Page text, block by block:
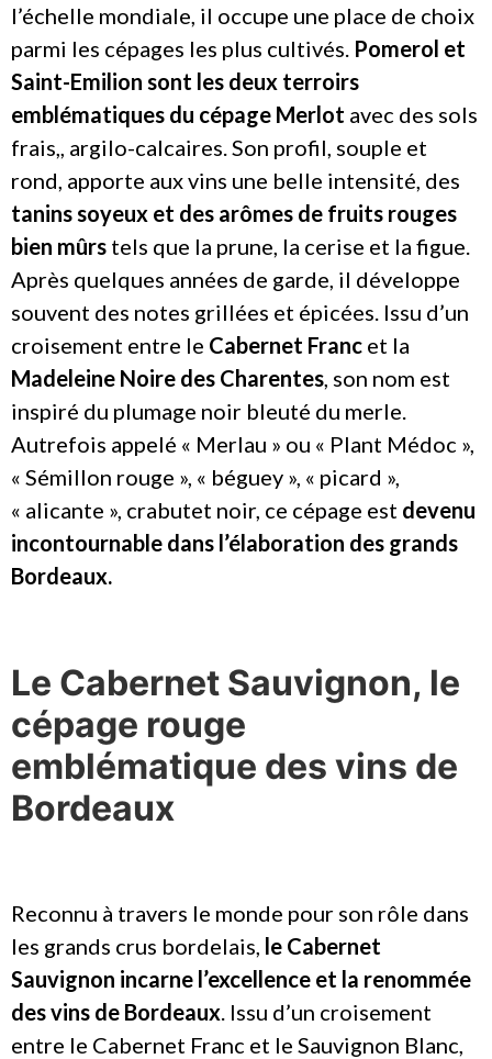
l’échelle mondiale, il occupe une place de choix
parmi les cépages les plus cultivés. Pomerol et
Saint-Emilion sont les deux terroirs
emblématiques du cépage Merlot avec des sols
frais,, argilo-calcaires. Son profil, souple et
rond, apporte aux vins une belle intensité, des
tanins soyeux et des arômes de fruits rouges
bien mûrs tels que la prune, la cerise et la figue.
Après quelques années de garde, il développe
souvent des notes grillées et épicées. Issu d’un
croisement entre le Cabernet Franc et la
Madeleine Noire des Charentes , son nom est
inspiré du plumage noir bleuté du merle.
Autrefois appelé « Merlau » ou « Plant Médoc »,
« Sémillon rouge », « béguey », « picard »,
« alicante », crabutet noir, ce cépage est devenu
incontournable dans l’élaboration des grands
Bordeaux.
Le Cabernet Sauvignon, le
cépage rouge
emblématique des vins de
Bordeaux
Reconnu à travers le monde pour son rôle dans
les grands crus bordelais, le Cabernet
Sauvignon incarne l’excellence et la renommée
des vins de Bordeaux . Issu d’un croisement
entre le Cabernet Franc et le Sauvignon Blanc,